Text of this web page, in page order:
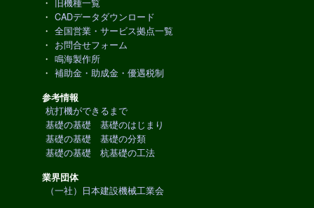
・
旧機種一覧
・ CADデータダウンロード
・ 全国営業・サービス拠点一覧
・
お問合せフォーム
・ 鳴海製作所
・ 補助金・助成金・優遇税制
参考情報
杭打機ができるまで
基礎の基礎 基礎のはじまり
基礎の基礎 基礎の分類
基礎の基礎 杭基礎の工法
業界団体
（一社）日本建設機械工業会